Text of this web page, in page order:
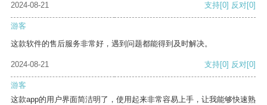
2024-08-21 支持[0] 反对[0]
游客
这款软件的售后服务非常好，遇到问题都能得到及时解决。
2024-08-21 支持[0] 反对[0]
游客
这款app的用户界面简洁明了，使用起来非常容易上手，让我能够快速熟